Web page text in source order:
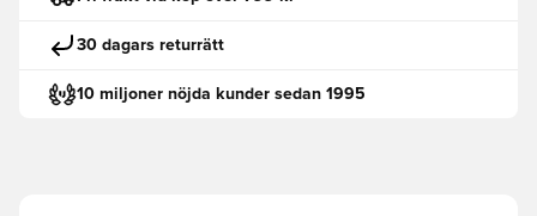
30 dagars returrätt
10 miljoner nöjda kunder sedan 1995